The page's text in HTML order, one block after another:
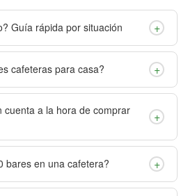
Guía rápida por situación +
cafeteras para casa? +
cuenta a la hora de comprar
+
bares en una cafetera? +